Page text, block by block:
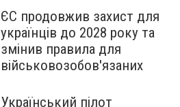
ЄС продовжив захист для
українців до 2028 року та
змінив правила для
військовозобов'язаних
Український пілот